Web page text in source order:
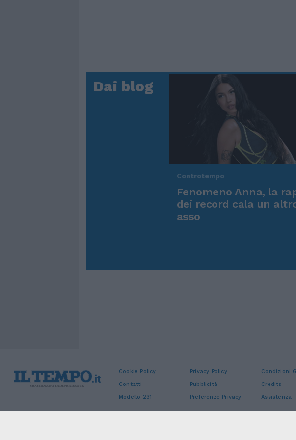
Dai blog
Controtempo
Fenomeno Anna, la
dei record cala un
asso
Cookie Policy Privacy Policy
Condizioni
Contatti
Pubblicità
Credits
Modello 231
Preferenze Privacy Assistenza